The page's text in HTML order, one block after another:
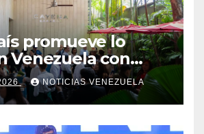
promueve lo
Venezuela con
NOTICIAS VENEZUELA